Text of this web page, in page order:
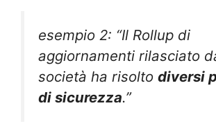
esempio 2: “Il Rollup di
aggiornamenti rilasciato
società ha risolto diversi
di sicurezza.”